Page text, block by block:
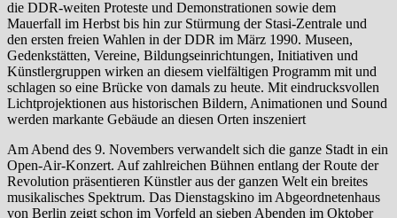
die DDR-weiten Proteste und Demonstrationen sowie dem
Mauerfall im Herbst bis hin zur Stürmung der Stasi-Zentrale und
den ersten freien Wahlen in der DDR im März 1990. Museen,
Gedenkstätten, Vereine, Bildungseinrichtungen, Initiativen und
Künstlergruppen wirken an diesem vielfältigen Programm mit und
schlagen so eine Brücke von damals zu heute. Mit eindrucksvollen
Lichtprojektionen aus historischen Bildern, Animationen und Sound
werden markante Gebäude an diesen Orten inszeniert
Am Abend des 9. Novembers verwandelt sich die ganze Stadt in ein
Open-Air-Konzert. Auf zahlreichen Bühnen entlang der Route der
Revolution präsentieren Künstler aus der ganzen Welt ein breites
musikalisches Spektrum. Das Dienstagskino im Abgeordnetenhaus
von Berlin zeigt schon im Vorfeld an sieben Abenden im Oktober